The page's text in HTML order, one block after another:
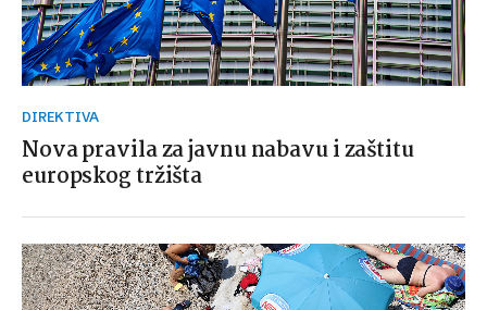
DIREKTIVA
Nova pravila za javnu nabavu i zaštitu
europskog tržišta